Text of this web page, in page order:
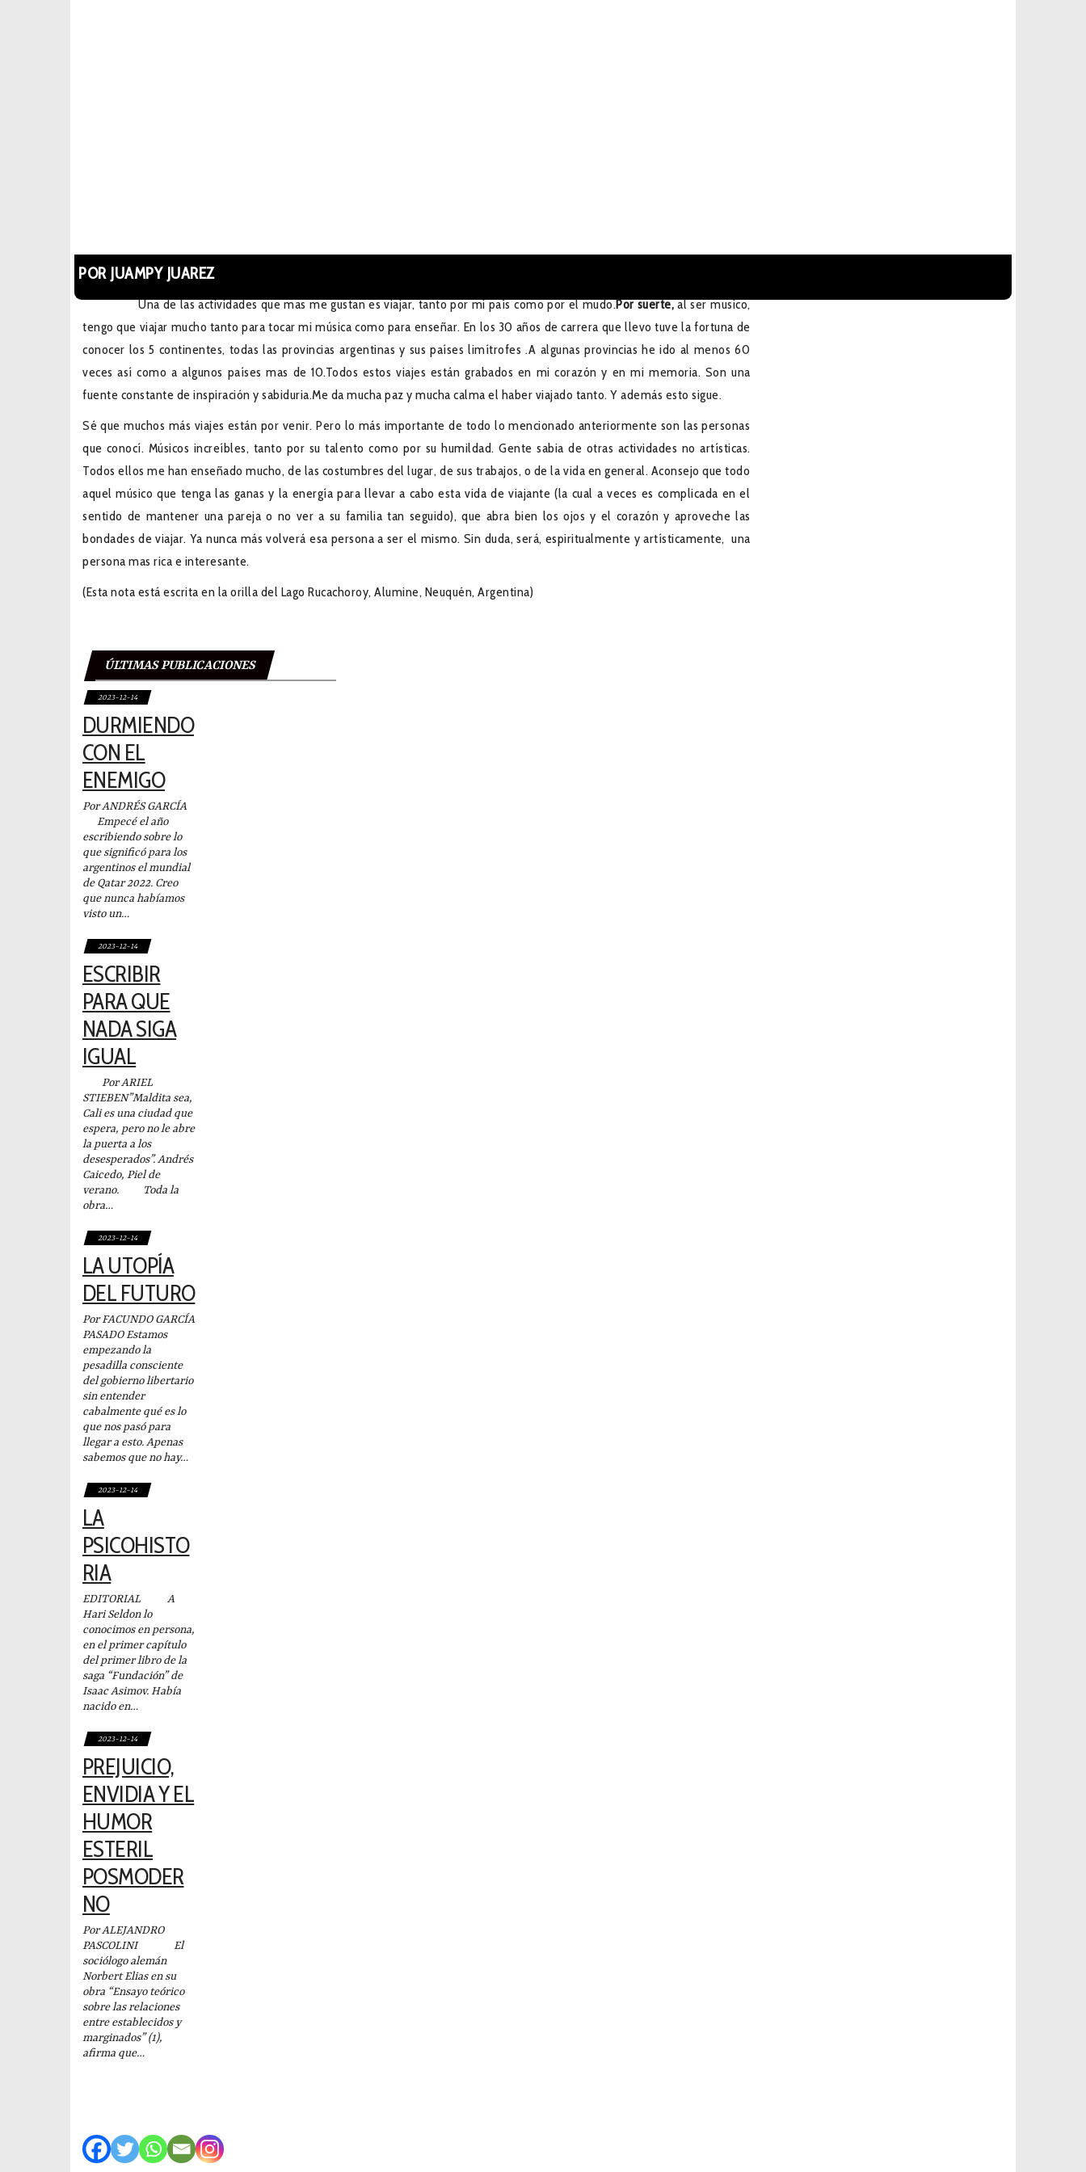
POR JUAMPY JUAREZ
Una de las actividades que mas me gustan es viajar, tanto por mi país como por el mudo.Por suerte,al ser musico,
tengo que viajar mucho tanto para tocar mi música como para enseñar. En los 30 años de carrera que llevo tuve la fortuna de
conocer los 5 continentes, todas las provincias argentinas y sus países limítrofes .A algunas provincias he ido al menos 60
veces así como a algunos países mas de 10.Todos estos viajes están grabados en mi corazón y en mi memoria. Son una
fuente constante de inspiración y sabiduria.Me da mucha paz y mucha calma el haber viajado tanto. Y además esto sigue.
Sé que muchos más viajes están por venir. Pero lo más importante de todo lo mencionado anteriormente son las personas
que conocí. Músicos increíbles, tanto por su talento como por su humildad. Gente sabia de otras actividades no artísticas.
Todos ellos me han enseñado mucho, de las costumbres del lugar, de sus trabajos, o de la vida en general. Aconsejo que todo
aquel músico que tenga las ganas y la energía para llevar a cabo esta vida de viajante (la cual a veces es complicada en el
sentido de mantener una pareja o no ver a su familia tan seguido), que abra bien los ojos y el corazón y aproveche las
bondades de viajar. Ya nunca más volverá esa persona a ser el mismo. Sin duda, será, espiritualmente y artísticamente, una
persona mas rica e interesante.
(Esta nota está escrita en la orilla del Lago Rucachoroy, Alumine, Neuquén, Argentina)
ÚLTIMAS PUBLICACIONES
2023-12-14
DURMIENDO
CON EL
ENEMIGO
Por ANDRÉS GARCÍA
Empecé el año
escribiendo sobre lo
que significó para los
argentinos el mundial
de Qatar 2022. Creo
que nunca habíamos
visto un…
2023-12-14
ESCRIBIR
PARA QUE
NADA SIGA
IGUAL
Por ARIEL
STIEBEN”Maldita sea,
Cali es una ciudad que
espera, pero no le abre
la puerta a los
desesperados”. Andrés
Caicedo, Piel de
verano. Toda la
obra…
2023-12-14
LA UTOPÍA
DEL FUTURO
Por FACUNDO GARCÍA
PASADO Estamos
empezando la
pesadilla consciente
del gobierno libertario
sin entender
cabalmente qué es lo
que nos pasó para
llegar a esto. Apenas
sabemos que no hay…
2023-12-14
LA
PSICOHISTO
RIA
EDITORIAL A
Hari Seldon lo
conocimos en persona,
en el primer capítulo
del primer libro de la
saga “Fundación” de
Isaac Asimov. Había
nacido en…
2023-12-14
PREJUICIO,
ENVIDIA Y EL
HUMOR
ESTERIL
POSMODER
NO
Por ALEJANDRO
PASCOLINI El
sociólogo alemán
Norbert Elias en su
obra “Ensayo teórico
sobre las relaciones
entre establecidos y
marginados” (1),
afirma que…